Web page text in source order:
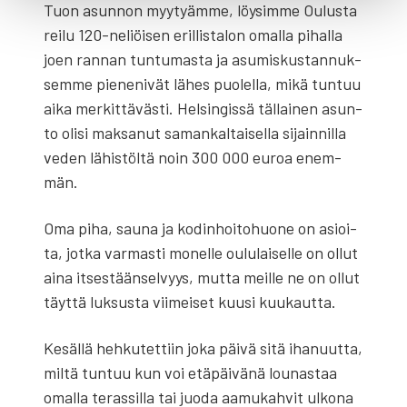
Tuon asun­non myy­tyäm­me, löy­sim­me Oulus­ta
rei­lu 120-neliöi­sen eril­lis­ta­lon omal­la pihal­la
joen ran­nan tun­tu­mas­ta ja asu­mis­kus­tan­nuk­
sem­me pie­ne­ni­vät lähes puo­lel­la, mikä tun­tuu
aika mer­kit­tä­väs­ti. Hel­sin­gis­sä täl­lai­nen asun­
to oli­si mak­sa­nut saman­kal­tai­sel­la sijain­nil­la
veden lähis­töl­tä noin 300 000 euroa enem­
män.
Oma piha, sau­na ja kodin­hoi­to­huo­ne on asioi­
ta, jot­ka var­mas­ti monel­le oulu­lai­sel­le on ollut
aina itses­tään­sel­vyys, mut­ta meil­le ne on ollut
täyt­tä luk­sus­ta vii­mei­set kuusi kuu­kaut­ta.
Kesäl­lä heh­ku­tet­tiin joka päi­vä sitä iha­nuut­ta,
mil­tä tun­tuu kun voi etä­päi­vä­nä lou­nas­taa
omal­la teras­sil­la tai juo­da aamu­kah­vit ulko­na